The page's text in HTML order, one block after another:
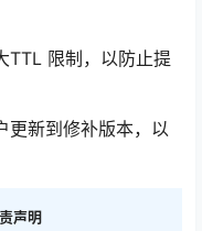
TTL 限制，以防止提
新到修补版本，以
声明